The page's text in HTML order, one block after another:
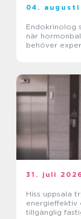
04. augusti
Endokrinolog
när
behöver
31. juli 2026
Hiss uppsala trygg,
energieffektiv
tillgänglig